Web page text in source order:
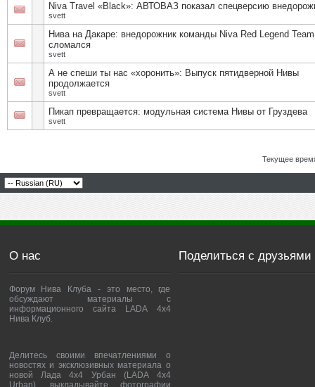
Niva Travel «Black»: АВТОВАЗ показал спецверсию
svett
Нива на Дакаре: внедорожник команды Niva Red Legend Team
сломался
svett
А не спеши ты нас «хоронить»: Выпуск пятидверной Нивы
продолжается
svett
Пикап превращается: модульная система Нивы от Груздева
svett
Текущее
О нас
Форум Нива Клуба - это место, где
обсуждают материалы с
информационного сайта LADA 4x4
Нива Клуб.
Делитесь своими впечатлениями о
новостях и эксклюзивных материала о
новой Лада 4х4 Урбан (LADA 4x4
Urban), выкладывайте фотографии
Поделиться с друзьями